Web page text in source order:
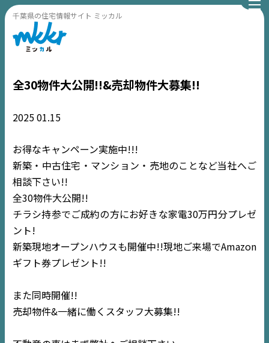
千葉県の住宅情報サイト ミッカル
全30物件大公開!!&売却物件大募集!!
202501.15
お得なキャンペーン実施中!!!
新築・中古住宅・マンション・売地のことなど当社へご
相談下さい!!
全30物件大公開!!
チラシ持参でご成約の方にお好きな家電30万円分プレゼ
ント!
新築現地オープンハウスも開催中!!現地ご来場でAmazon
ギフト券プレゼント!!
また同時開催!!
売却物件&一緒に働くスタッフ大募集!!